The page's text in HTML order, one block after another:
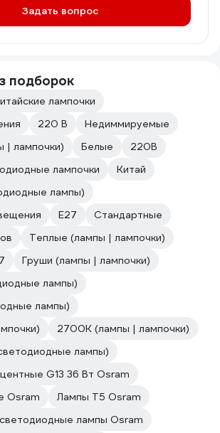
Задать вопрос
подборок
лампочки
220 В
Недиммируемые
| лампочки)
Белые
220В
лампочки
Китай
лампы)
Е27
Стандартные
Теплые (лампы | лампочки)
Груши (лампы | лампочки)
лампы)
лампы)
2700К (лампы | лампочки)
лампы)
G13 36 Вт Osram
Osram
Лампы T5 Osram
лампы Osram